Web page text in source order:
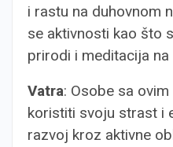
i rastu na duhovnom
se aktivnosti kao što
prirodi i meditacija
Vatra: Osobe sa
koristiti svoju strast i
razvoj kroz aktivne